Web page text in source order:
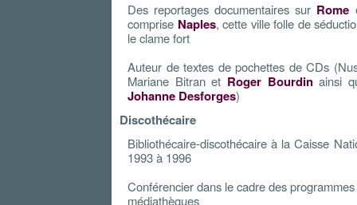
Des reportages documentaires sur Rome
comprise Naples, cette ville folle de
le clame fort
Auteur de textes de pochettes de CDs
Mariane Bitran et Roger Bourdinainsi
Johanne Desforges)
Discothécaire
Bibliothécaire-discothécaire à la Caisse
1993 à 1996
Conférencier dans le cadre des
médiathèques